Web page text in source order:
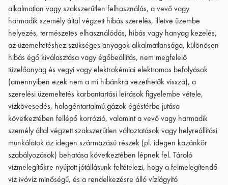
alkalmatlan vagy szakszerűtlen felhasználás, a vevő vagy
harmadik személy által végzett hibás szerelés, illetve üzembe
helyezés, természetes elhasználódás, hibás vagy hanyag kezelés,
az üzemeltetéshez szükséges anyagok alkalmatlansága, különösen
hibás égő kiválasztása vagy égőbeállítás, nem megfelelő
tüzelőanyag és vegyi vagy elektrokémiai elektromos befolyások
(amennyiben ezek nem a mi hibánkra vezethetők vissza), a
szerelési üzemeltetés karbantartási leírások figyelembe vétele,
vízkövesedés, halogéntartalmú gázok égéstérbe jutása
következtében fellépő korrózió, valamint a vevő vagy harmadik
személy által végzett szakszerűtlen változtatások vagy helyreállítási
munkálatok az idegen származású részek (pl. idegen kazánkör
szabályozások) behatása következtében lépnek fel. Tároló
vízmelegítőkre nyújtott jótállásunk feltételezi, hogy a felmelegítendő
víz ivóvíz minőségű, és a rendelkezésre álló vízlágyító